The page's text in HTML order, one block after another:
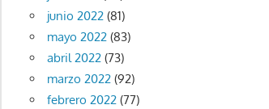
junio 2022(81)
mayo 2022(83)
abril 2022(73)
marzo 2022(92)
febrero 2022(77)